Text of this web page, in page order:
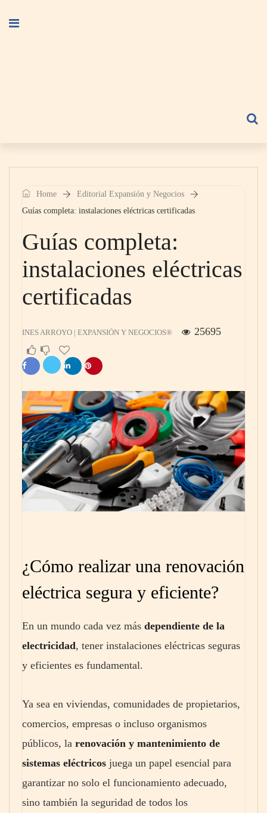
Home
Editorial Expansión y Negocios
Guías completa: instalaciones eléctricas certificadas
Guías completa:
instalaciones eléctricas
certificadas
INES ARROYO | EXPANSIÓN Y NEGOCIOS® 25695
¿Cómo realizar una renovación
eléctrica segura y eficiente?
En un mundo cada vez más dependiente de la
electricidad, tener instalaciones eléctricas seguras
y eficientes es fundamental.
Ya sea en viviendas, comunidades de propietarios,
comercios, empresas o incluso organismos
públicos, la renovación y mantenimiento de
sistemas eléctricos juega un papel esencial para
garantizar no solo el funcionamiento adecuado,
sino también la seguridad de todos los